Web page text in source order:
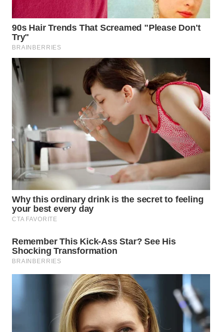
LIKUPANG
WN
LABUANBAJO
BORNEO
Group
WAHANA
NEWS
WAHANA
TANI
WAHANA
WAHANA
INFRASTRUKTUR